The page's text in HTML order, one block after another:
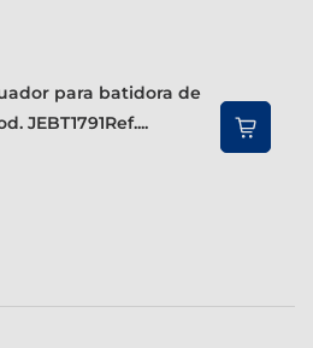
JEBT1791Ref....